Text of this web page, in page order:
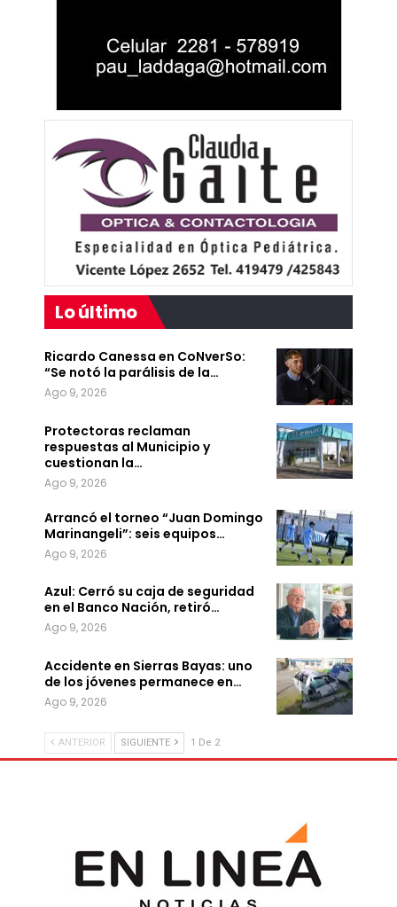
Lo último
Ricardo Canessa en CoNverSo:
“Se notó la parálisis de la…
Ago 9, 2026
Protectoras reclaman
respuestas al Municipio y
cuestionan la…
Ago 9, 2026
Arrancó el torneo “Juan Domingo
Marinangeli”: seis equipos…
Ago 9, 2026
Azul: Cerró su caja de seguridad
en el Banco Nación, retiró…
Ago 9, 2026
Accidente en Sierras Bayas: uno
de los jóvenes permanece en…
Ago 9, 2026
ANTERIOR SIGUIENTE 1 De 2